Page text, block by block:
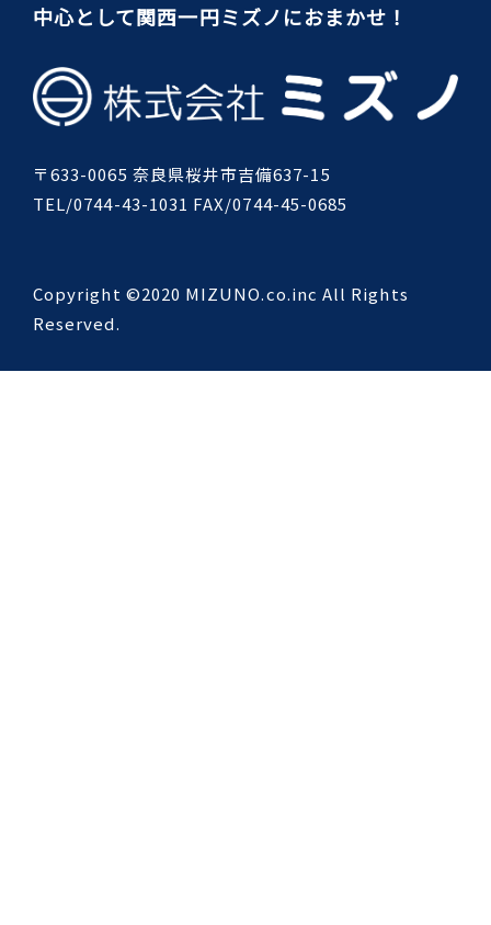
中心として関西一円ミズノにおまかせ！
〒633-0065 奈良県桜井市吉備637-15
TEL/0744-43-1031 FAX/0744-45-0685
Copyright ©2020 MIZUNO.co.inc All Rights
Reserved.